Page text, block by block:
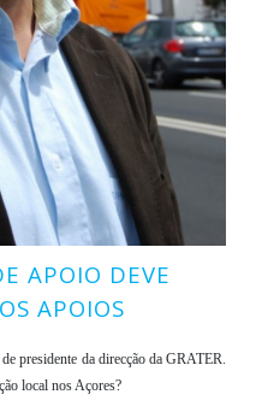
APOIO DEVE
APOIOS
presidente da direcção da GRATER.
local nos Açores?